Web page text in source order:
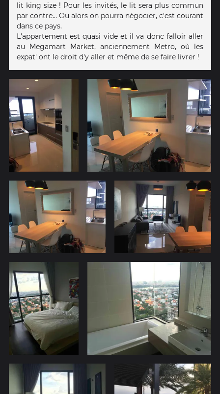
lit king size ! Pour les invités, le lit sera plus commun
par contre... Ou alors on pourra négocier, c'est courant
dans ce pays.
L'appartement est quasi vide et il va donc falloir aller
au Megamart Market, anciennement Metro, où les
expat' ont le droit d'y aller et même de se faire livrer !